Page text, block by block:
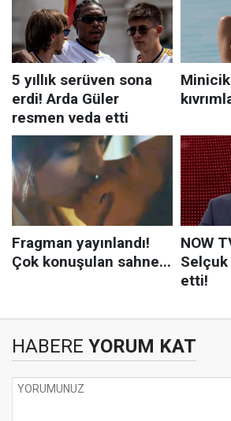
HABERE YORUM KAT